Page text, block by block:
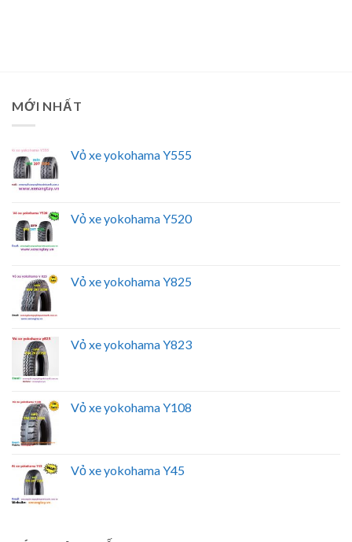
MỚI NHẤT
Vỏ xe yokohama Y555
Vỏ xe yokohama Y520
Vỏ xe yokohama Y825
Vỏ xe yokohama Y823
Vỏ xe yokohama Y108
Vỏ xe yokohama Y45